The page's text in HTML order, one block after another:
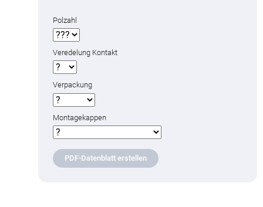
Polzahl
Veredelung Kontakt
Verpackung
Montagekappen
PDF-Datenblatt erstellen